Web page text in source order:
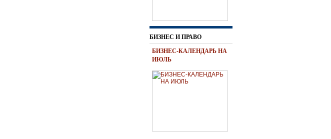
БИЗНЕС И ПРАВО
БИЗНЕС-КАЛЕНДАРЬ НА
ИЮЛЬ